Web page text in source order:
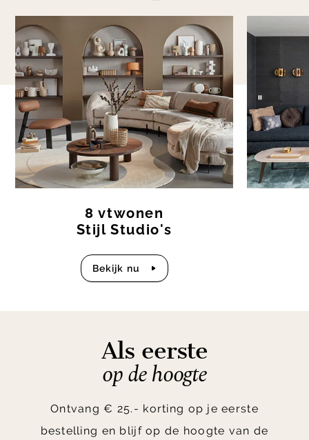
8 vtwonen
Stijl Studio's
bekijk nu
Item
1
of
4
Als eerste
op de hoogte
Ontvang € 25.- korting op je eerste
bestelling en blijf op de hoogte van de